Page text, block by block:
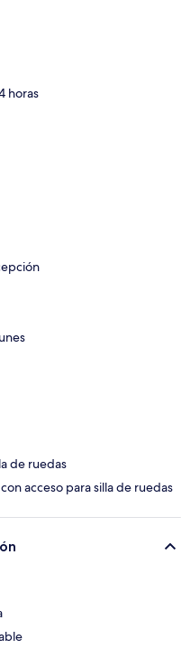
horas
de ruedas
acceso para silla de ruedas